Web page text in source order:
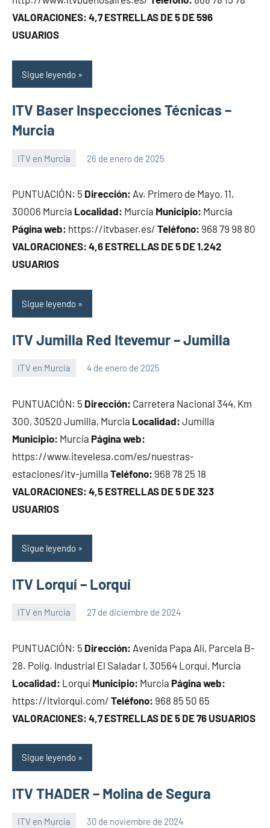
VALORACIONES: 4,7 ESTRELLAS DE 5 DE 596
USUARIOS
Sigue leyendo
ITV Baser Inspecciones Técnicas –
Murcia
ITV en Murcia 26 de enero de 2025
PUNTUACIÓN: 5 Dirección: Av. Primero de Mayo, 11,
30006 Murcia Localidad: Murcia Municipio: Murcia
Página web: https://itvbaser.es/ Teléfono: 968 79 98 80
VALORACIONES: 4,6 ESTRELLAS DE 5 DE 1.242
USUARIOS
Sigue leyendo
ITV Jumilla Red Itevemur – Jumilla
ITV en Murcia 4 de enero de 2025
PUNTUACIÓN: 5 Dirección: Carretera Nacional 344, Km
300, 30520 Jumilla, Murcia Localidad: Jumilla
Municipio: Murcia Página web:
https://www.itevelesa.com/es/nuestras-
estaciones/itv-jumilla Teléfono: 968 78 25 18
VALORACIONES: 4,5 ESTRELLAS DE 5 DE 323
USUARIOS
Sigue leyendo
ITV Lorquí – Lorquí
ITV en Murcia 27 de diciembre de 2024
PUNTUACIÓN: 5 Dirección: Avenida Papa Ali, Parcela B-
28. Políg. Industrial El Saladar I, 30564 Lorquí, Murcia
Localidad: Lorquí Municipio: Murcia Página web:
https://itvlorqui.com/ Teléfono: 968 85 50 65
VALORACIONES: 4,7 ESTRELLAS DE 5 DE 76 USUARIOS
Sigue leyendo
ITV THADER – Molina de Segura
ITV en Murcia 30 de noviembre de 2024